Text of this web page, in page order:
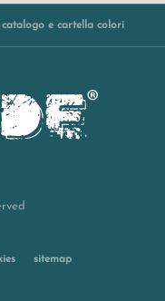
catalogo e cartella colori
sitemap